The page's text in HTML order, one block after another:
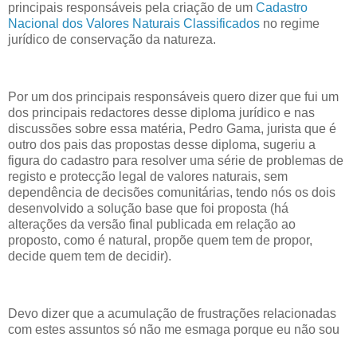
principais responsáveis pela criação de um Cadastro
Nacional dos Valores Naturais Classificados no regime
jurídico de conservação da natureza.
Por um dos principais responsáveis quero dizer que fui um
dos principais redactores desse diploma jurídico e nas
discussões sobre essa matéria, Pedro Gama, jurista que é
outro dos pais das propostas desse diploma, sugeriu a
figura do cadastro para resolver uma série de problemas de
registo e protecção legal de valores naturais, sem
dependência de decisões comunitárias, tendo nós os dois
desenvolvido a solução base que foi proposta (há
alterações da versão final publicada em relação ao
proposto, como é natural, propõe quem tem de propor,
decide quem tem de decidir).
Devo dizer que a acumulação de frustrações relacionadas
com estes assuntos só não me esmaga porque eu não sou